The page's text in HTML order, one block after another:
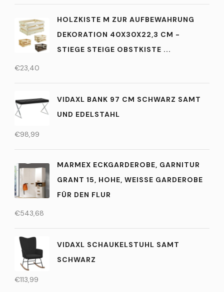
HOLZKISTE M ZUR AUFBEWAHRUNG
DEKORATION 40X30X22,3 CM -
STIEGE STEIGE OBSTKISTE ...
€23,40
VIDAXL BANK 97 CM SCHWARZ SAMT
UND EDELSTAHL
€98,99
MARMEX ECKGARDEROBE, GARNITUR
GRANT 15, HOHE, WEISSE GARDEROBE F
ÜR DEN FLUR
€543,68
VIDAXL SCHAUKELSTUHL SAMT
SCHWARZ
€113,99